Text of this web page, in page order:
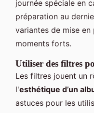
journée spéciale en
préparation au
variantes de mise
moments forts.
Utiliser des filtres
Les filtres jouent un
l'esthétique d’un
astuces pour les